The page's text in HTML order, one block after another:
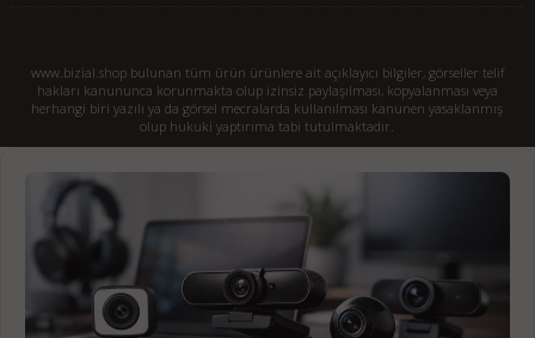
www.bizial.shop bulunan tüm ürün ürünlere ait açıklayıcı bilgiler, görseller telif
hakları kanununca korunmakta olup izinsiz paylaşılması, kopyalanması veya
herhangi biri yazılı ya da görsel mecralarda kullanılması kanunen yasaklanmış
olup hukuki yaptırıma tabi tutulmaktadır.